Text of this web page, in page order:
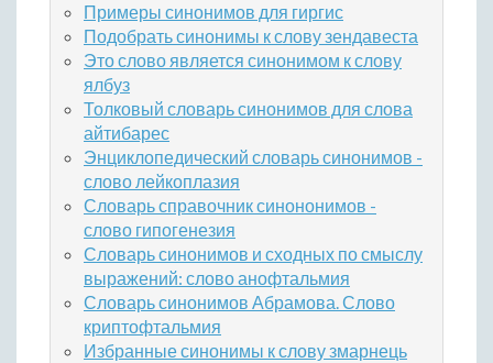
Примеры синонимов для гиргис
Подобрать синонимы к слову зендавеста
Это слово является синонимом к слову
ялбуз
Толковый словарь синонимов для слова
айтибарес
Энциклопедический словарь синонимов -
слово лейкоплазия
Словарь справочник синононимов -
слово гипогенезия
Словарь синонимов и сходных по смыслу
выражений: слово анофтальмия
Словарь синонимов Абрамова. Слово
криптофтальмия
Избранные синонимы к слову змарнець